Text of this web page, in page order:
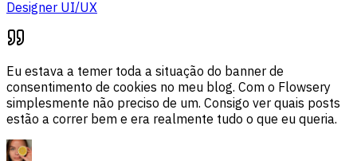
Designer UI/UX
Eu estava a temer toda a situação do banner de
consentimento de cookies no meu blog. Com o Flowsery
simplesmente não preciso de um. Consigo ver quais posts
estão a correr bem e era realmente tudo o que eu queria.